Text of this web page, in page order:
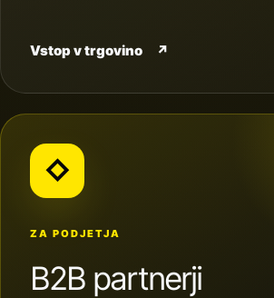
Vstop v trgovino ↗
◇
ZA PODJETJA
B2B partnerji